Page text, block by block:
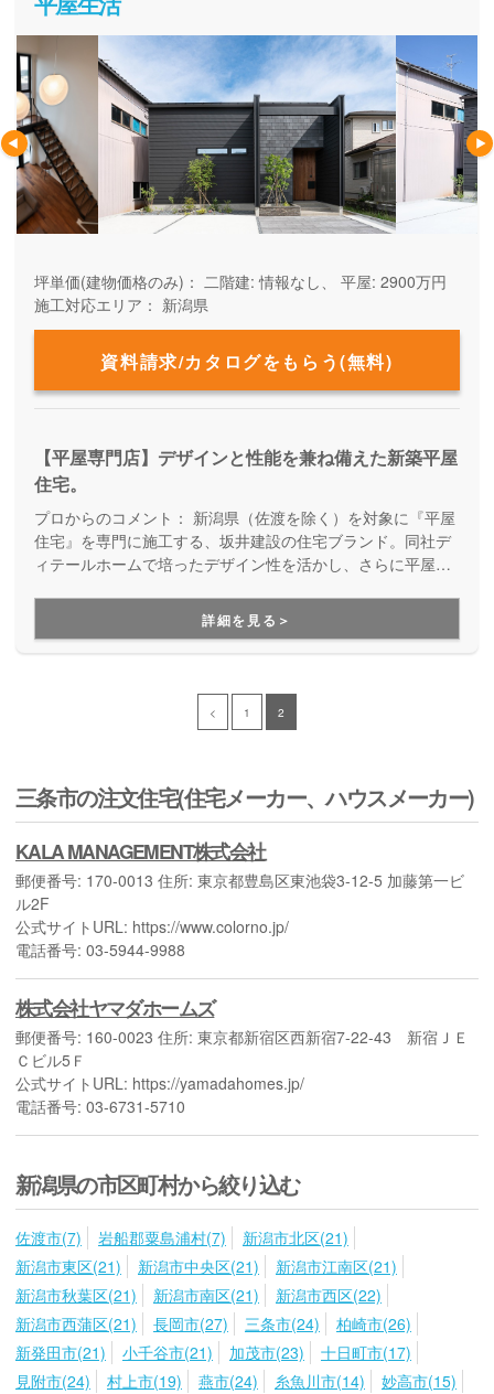
坪単価(建物価格のみ)： 二階建: 情報なし、 平屋: 2900万円
施工対応エリア： 新潟県
資料請求/カタログをもらう(無料)
【平屋専門店】デザインと性能を兼ね備えた新築平屋
住宅。
プロからのコメント： 新潟県（佐渡を除く）を対象に『平屋
住宅』を専門に施工する、坂井建設の住宅ブランド。同社デ
ィテールホームで培ったデザイン性を活かし、さらに平屋専
フォーマンスの良い平屋住宅をご提案しています。
詳細を見る＞
< 1 2
三条市の注文住宅(住宅メーカー、ハウスメーカー)
KALA MANAGEMENT株式会社
郵便番号: 170-0013 住所: 東京都豊島区東池袋3-12-5 加藤第一ビ
ル2F
公式サイトURL: https://www.colorno.jp/
電話番号: 03-5944-9988
株式会社ヤマダホームズ
郵便番号: 160-0023 住所: 東京都新宿区西新宿7-22-43 新宿ＪＥ
Ｃビル5Ｆ
公式サイトURL: https://yamadahomes.jp/
電話番号: 03-6731-5710
新潟県の市区町村から絞り込む
佐渡市(7) 岩船郡粟島浦村(7)
新潟市北区(21)
新潟市東区(21)
新潟市中央区(21)
新潟市江南区(21)
新潟市秋葉区(21)
新潟市南区(21)
新潟市西区(22)
新潟市西蒲区(21)
長岡市(27) 三条市(24)
柏崎市(26)
新発田市(21)
小千谷市(21) 加茂市(23)
十日町市(17)
見附市(24)
村上市(19) 燕市(24) 糸魚川市(14)
妙高市(15)